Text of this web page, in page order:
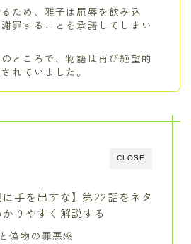
ため、雅子は屈辱を飲み込
罪することを承諾してしまい
ところで、物語は再び絶望的
れていました。
CLOSE
に手を出すな】第22話をネタ
りやすく解説する
偽物の罪悪感